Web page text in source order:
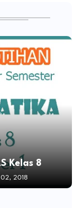
Kelas 8
02, 2018